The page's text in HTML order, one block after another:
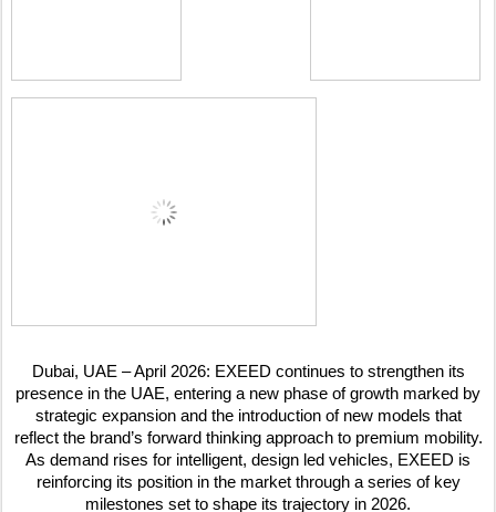
Dubai, UAE – April 2026: EXEED continues to strengthen its
presence in the UAE, entering a new phase of growth marked by
strategic expansion and the introduction of new models that
reflect the brand’s forward thinking approach to premium mobility.
As demand rises for intelligent, design led vehicles, EXEED is
reinforcing its position in the market through a series of key
milestones set to shape its trajectory in 2026.